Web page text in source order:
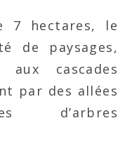
7 hectares, le
de paysages,
cascades
par des allées
d’arbres